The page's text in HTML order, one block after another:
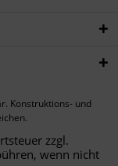
Konstruktions- und
zzgl.
wenn nicht